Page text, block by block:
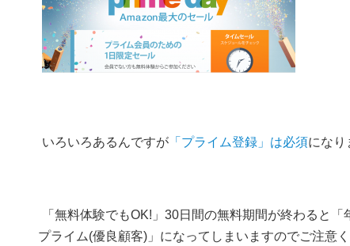
いろいろあるんですが 「プライム登録」は必須になり
「無料体験でもOK!」30日間の無料期間が終わると
プライム(優良顧客)」になってしまいますのでご注意